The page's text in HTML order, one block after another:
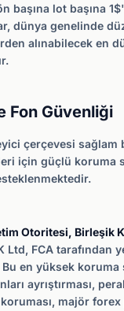
başına lot başına
dünya genelinde
alınabilecek en
Fon Güvenliği
çerçevesi sağlam
için güçlü koruma
Otoritesi, Birleşik
Ltd, FCA tarafından
en yüksek
ayrıştırması,
majör